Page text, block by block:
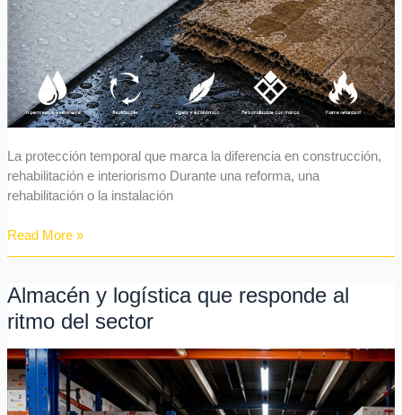
La protección temporal que marca la diferencia en construcción,
rehabilitación e interiorismo Durante una reforma, una
rehabilitación o la instalación
Read More »
Almacén y logística que responde al
ritmo del sector
Almacén
logística
que
responde
al
ritmo